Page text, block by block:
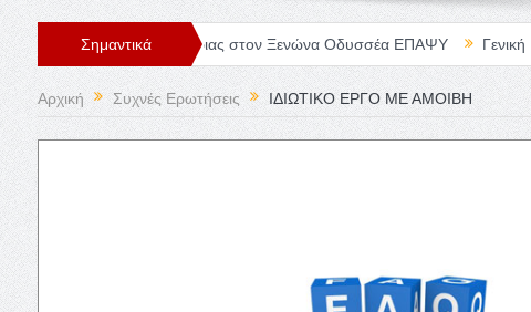
Σημαντικά
Νοσηλευτή/τριας στον Ξενώνα Οδυσσέα ΕΠΑΨΥ Γενική Κλινική
Αρχική Συχνές Ερωτήσεις ΙΔΙΩΤΙΚΟ ΕΡΓΟ ΜΕ ΑΜΟΙΒΗ